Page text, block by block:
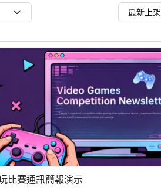
最新上架
比賽通訊簡報演示